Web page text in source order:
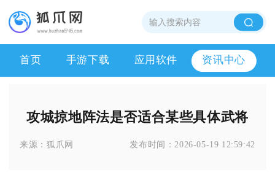
首页 手游下载 应用软件 资讯中心
攻城掠地阵法是否适合某些具体武将
来源：狐爪网 发布时间：2026-05-19 12:59:42